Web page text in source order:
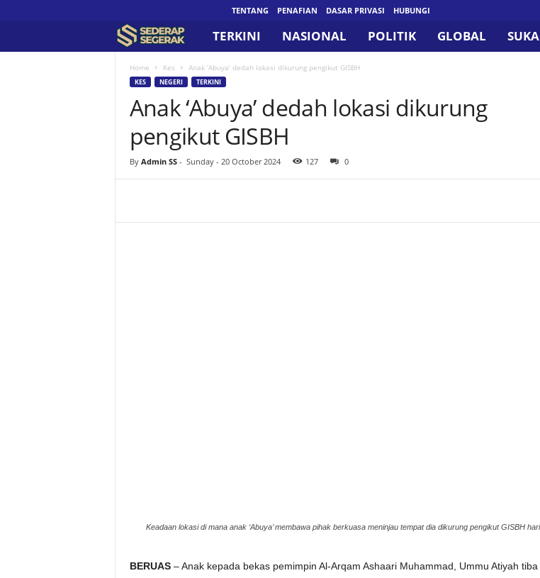
TENTANG PENAFIAN DASAR PRIVASI HUBUNGI
e
d
r
p
TERKINI NASIONAL POLITIK GLOBAL
Home Kes Anak ‘Abuya’ dedah lokasi dikurung pengikut GISBH
KES NEGERI TERKINI
Anak ‘Abuya’ dedah lokasi dikurung
pengikut GISBH
By Admin SS- Sunday - 20 October 2024 127 0
Keadaan lokasi di mana anak ‘Abuya’ membawa pihak berkuasa meninjau tempat dia dikurung pengikut GISBH
BERUAS– Anak kepada bekas pemimpin Al-Arqam Ashaari Muhammad, Ummu Atiyah tiba